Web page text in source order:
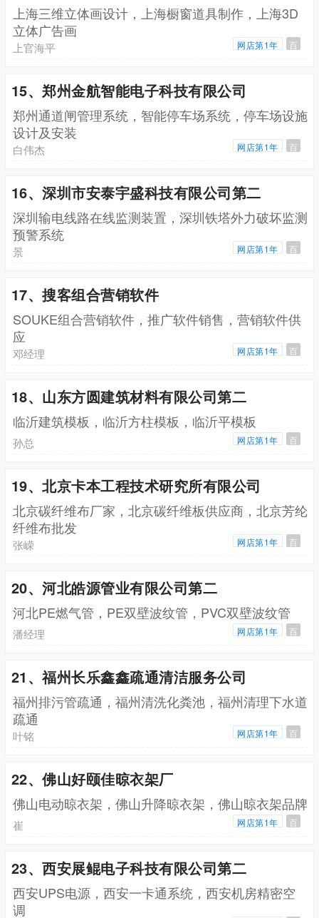
上海三维立体画设计，上海橱窗道具制作，上海3D
立体广告画
上官海平 网店第1年 百
15、郑州金航智能电子科技有限公司
郑州通道闸管理系统，智能停车场系统，停车场设施
设计及安装
白伟杰 网店第1年 百
16、深圳市安泰宇盛科技有限公司第二
深圳输电线路在线监测装置，深圳铁塔外力破坏监测
预警系统
景 网店第1年 百
17、搜客组合营销软件
SOUKE组合营销软件，推广软件销售，营销软件供
应
邓经理 网店第1年 百
18、山东方圆建筑材料有限公司第二
临沂建筑模板，临沂方柱模板，临沂平模板
孙总 网店第1年 百
19、北京卡本工程技术研究所有限公司
北京碳纤维布厂家，北京碳纤维板供应商，北京芳纶
纤维布批发
张嵘 网店第1年 百
20、河北皓源管业有限公司第二
河北PE燃气管，PE双壁波纹管，PVC双壁波纹管
潘经理 网店第1年 百
21、福州长乐鑫鑫疏通清洁服务公司
福州排污管疏通，福州清洗化粪池，福州清理下水道
疏通
叶铭 网店第1年 百
22、佛山好颐佳晾衣架厂
佛山电动晾衣架，佛山升降晾衣架，佛山晾衣架品牌
崔 网店第1年 百
23、西安展鲲电子科技有限公司第二
西安UPS电源，西安一卡通系统，西安机房精密空
调